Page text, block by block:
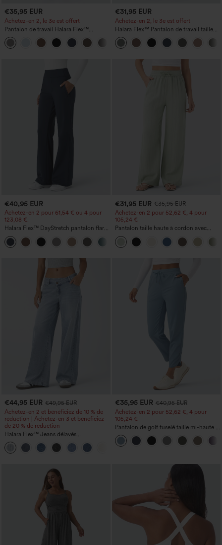
€35,95 EUR
Achetez-en 2, le 3e est offert
Pantalon de travail Halara Flex™
DayStretch à taille haute, avec poches et
coupe droite
+23
€31,95 EUR
Achetez-en 2, le 3e est offert
Halara Flex™ Pantalon de travail taille
haute avec poche latérale arrière et
légère coupe évasée
€40,95 EUR
Achetez-en 2 pour 61,54 € ou 4 pour
123,08 €.
Halara Flex™ DayStretch pantalon flare
de travail, taille mi-haute, poche latérale
zippée
€31,95 EUR €35,95 EUR
Achetez-en 2 pour 52,62 €, 4 pour
105,24 €
Pantalon taille haute à cordon avec
poches, jambe large et coupe ample,
style décontracté, effet lin
€44,95 EUR €49,95 EUR
Achetez-en 2 et bénéficiez de 10 % de
réduction | Achetez-en 3 et bénéficiez
de 20 % de réduction
Halara Flex™ Jeans délavés
décontractés, coupe baggy à jambe
large, taille basse asymétrique, poches
zippées
€35,95 EUR €40,95 EUR
Achetez-en 2 pour 52,62 €, 4 pour
105,24 €
Pantalon de golf fuselé taille mi-haute à
cordon, ourlet incurvé, séchage rapide,
avec poches — UPF40+